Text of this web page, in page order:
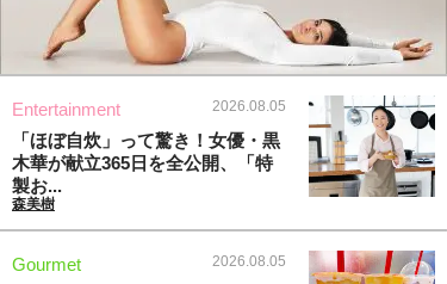
Entertainment 2026.08.05
「ほぼ自炊」って驚き！女優・黒
木華が献立365日を全公開、「特
製お...
森美樹
Gourmet 2026.08.05